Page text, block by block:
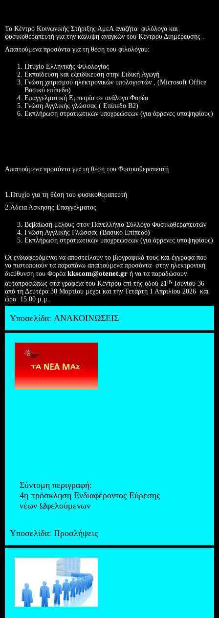
Το Κέντρο Κοινωνικής Στήριξης ΑμεΑ αναζήτα φιλόλογο και
φυσικοθεραπευτή για την κάλυψη αναγκών του Κέντρου Διημέρευσης .
Απαιτούμενα προσόντα για τη θέση του φιλολόγου:
Πτυχίο Ελληνικής Φιλολογίας
Εκπαίδευση και εξειδίκευση στην Ειδική Αγωγή
Γνώση χειρισμού ηλεκτρονικών υπολογιστών , (Microsoft Office
Βασικό επίπεδο)
Επαγγελματική Εμπειρία σε ανάλογο Φορέα
Γνώση Αγγλικής γλώσσας ( Επίπεδο Β2)
Εκπλήρωση στρατιωτικών υποχρεώσεων (για άρρενες υποψηφίους)
Απαιτούμενα προσόντα για τη θέση του Φυσικοθεραπευτή
1.Πτυχίο για τη θέση του φυσικοθεραπευτή
2.Άδεια Άσκησης Επαγγέλματος
Βεβαίωση μέλους στον Πανελλήνιο Σύλλογο Φυσικοθεραπευτών
Γνώση Αγγλικής Γλώσσας (Βασικό Επίπεδο)
Εκπλήρωση στρατιωτικών υποχρεώσεων (για άρρενες υποψηφίους)
Οι ενδιαφερόμενοι να αποστείλουν το βιογραφικό τους και έγγραφα που
να πιστοποιούν τα παραπάνω απαιτούμενα προσόντα στην ηλεκτρονική
διεύθυνση του Φορέα kkscom@otenet.gr ή να τα παραδώσουν
αυτοπροσώπως στα γραφεία του Κέντρου επί της οδού 21ης Ιουνίου 36
από τη Δευτέρα 30 Μαρτίου μέχρι και την Τετάρτη 1 Απριλίου 2026 και
ώρα 15.00 μ.μ.
Υποσελίδα: ΑΝΑΚΟΙΝΩΣΕΙΣ
Σύντομη περιγραφή:
4η πρόσκληση Ενδιαφέροντος Εύρεσης
νέων Ωφελούμενων
Υποσελίδα: Προσλήψεις